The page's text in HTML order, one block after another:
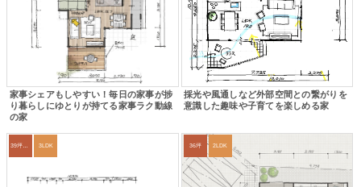
家事シェアもしやすい！毎日の家事が捗
り暮らしにゆとりが持てる家事ラク動線
の家
採光や風通しなど外部空間との繋がりを
意識した趣味や子育てを楽しめる家
39坪～42坪 3LDK 36坪 2LDK